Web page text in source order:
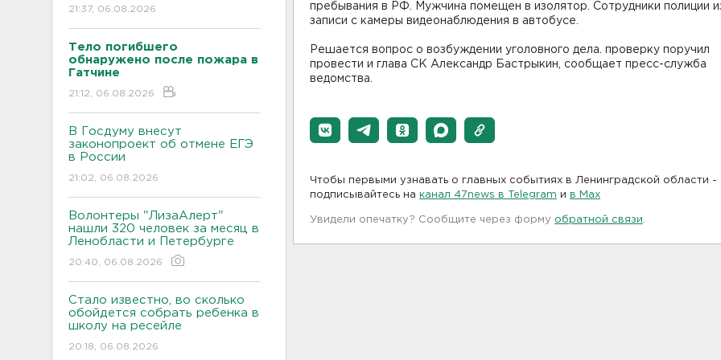
21:37, 06.08.2026
Тело погибшего
обнаружено после пожара в
Гатчине
21:12, 06.08.2026
В Госдуму внесут
законопроект об отмене ЕГЭ
в России
21:02, 06.08.2026
Волонтеры "ЛизаАлерт"
нашли 320 человек за месяц в
Ленобласти и Петербурге
20:40, 06.08.2026
Стало известно, во сколько
обойдется собрать ребенка в
школу на ресейле
20:18, 06.08.2026
пребывания в РФ. Мужчина помещен в изолятор. Сотрудники полиции
записи с камеры видеонаблюдения в автобусе.
Решается вопрос о возбуждении уголовного дела. проверку поручил
провести и глава СК Александр Бастрыкин, сообщает пресс-служба
ведомства.
Чтобы первыми узнавать о главных событиях в Ленинградской области -
подписывайтесь на канал 47news в Telegram и в Maх
Увидели опечатку? Сообщите через форму обратной связи